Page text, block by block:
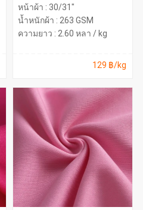
หน้าผ้า : 30/31"
น้ำหนักผ้า : 263 GSM
ความยาว : 2.60 หลา / kg
129 ฿/kg